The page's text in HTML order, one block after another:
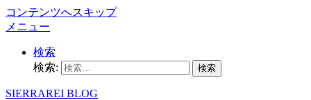
コンテンツへスキップ
メニュー
検索
検索:
SIERRAREI BLOG